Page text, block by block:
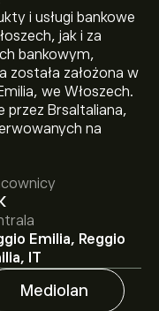
i usługi bankowe
jak i za
bankowym,
została założona w
we Włoszech.
przez BrsaItaliana,
na
Emilia, Reggio
IT
Mediolan
wynosi 24.650‎€‎.
FinecoBank
eToro, aby poznać
ceny docelowe.
raporty
najnowsze